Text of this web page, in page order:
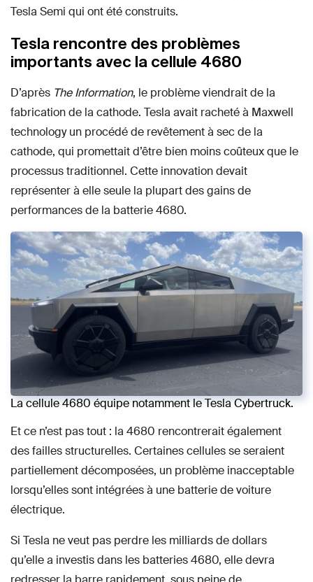
Tesla Semi qui ont été construits.
Tesla rencontre des problèmes
importants avec la cellule 4680
D’après The Information, le problème viendrait de la
fabrication de la cathode. Tesla avait racheté à Maxwell
technology un procédé de revêtement à sec de la
cathode, qui promettait d’être bien moins coûteux que le
processus traditionnel. Cette innovation devait
représenter à elle seule la plupart des gains de
performances de la batterie 4680.
La cellule 4680 équipe notamment le Tesla Cybertruck.
Et ce n’est pas tout : la 4680 rencontrerait également
des failles structurelles. Certaines cellules se seraient
partiellement décomposées, un problème inacceptable
lorsqu’elles sont intégrées à une batterie de voiture
électrique.
Si Tesla ne veut pas perdre les milliards de dollars
qu’elle a investis dans les batteries 4680, elle devra